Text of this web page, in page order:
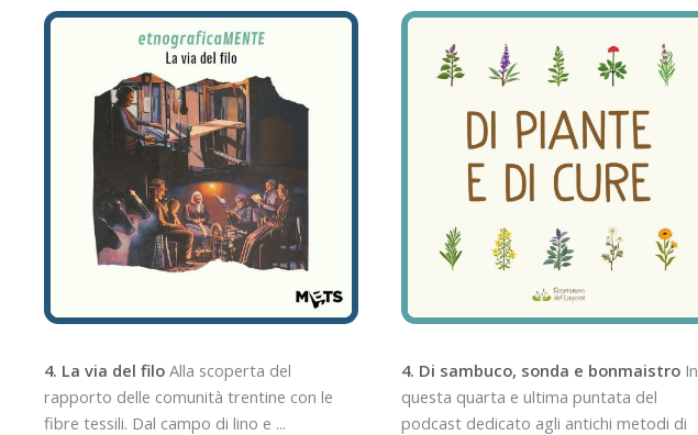
4. La via del filo Alla scoperta del
rapporto delle comunità trentine con le
fibre tessili. Dal campo di lino e ...
4. Di sambuco, sonda e bonmaistro In
questa quarta e ultima puntata del
podcast dedicato agli antichi metodi di